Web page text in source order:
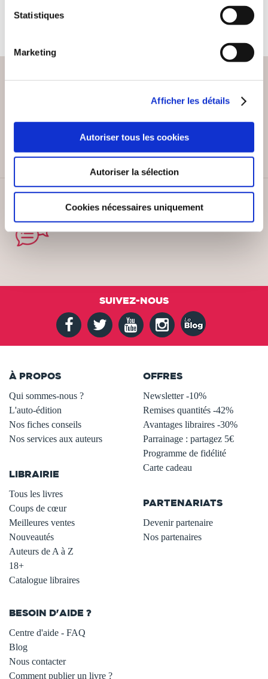
Statistiques
Marketing
Afficher les détails
Autoriser tous les cookies
Autoriser la sélection
Cookies nécessaires uniquement
SERVICE CLIENT
SUIVEZ-NOUS
À PROPOS
Qui sommes-nous ?
L'auto-édition
Nos fiches conseils
Nos services aux auteurs
LIBRAIRIE
Tous les livres
Coups de cœur
Meilleures ventes
Nouveautés
Auteurs de A à Z
18+
Catalogue libraires
OFFRES
Newsletter -10%
Remises quantités -42%
Avantages libraires -30%
Parrainage : partagez 5€
Programme de fidélité
Carte cadeau
PARTENARIATS
Devenir partenaire
Nos partenaires
BESOIN D'AIDE ?
Centre d'aide - FAQ
Blog
Nous contacter
Comment publier un livre ?